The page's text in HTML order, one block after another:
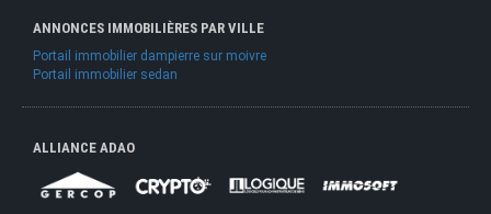
ANNONCES IMMOBILIÈRES PAR VILLE
Portail immobilier dampierre sur moivre
Portail immobilier sedan
ALLIANCE ADAO